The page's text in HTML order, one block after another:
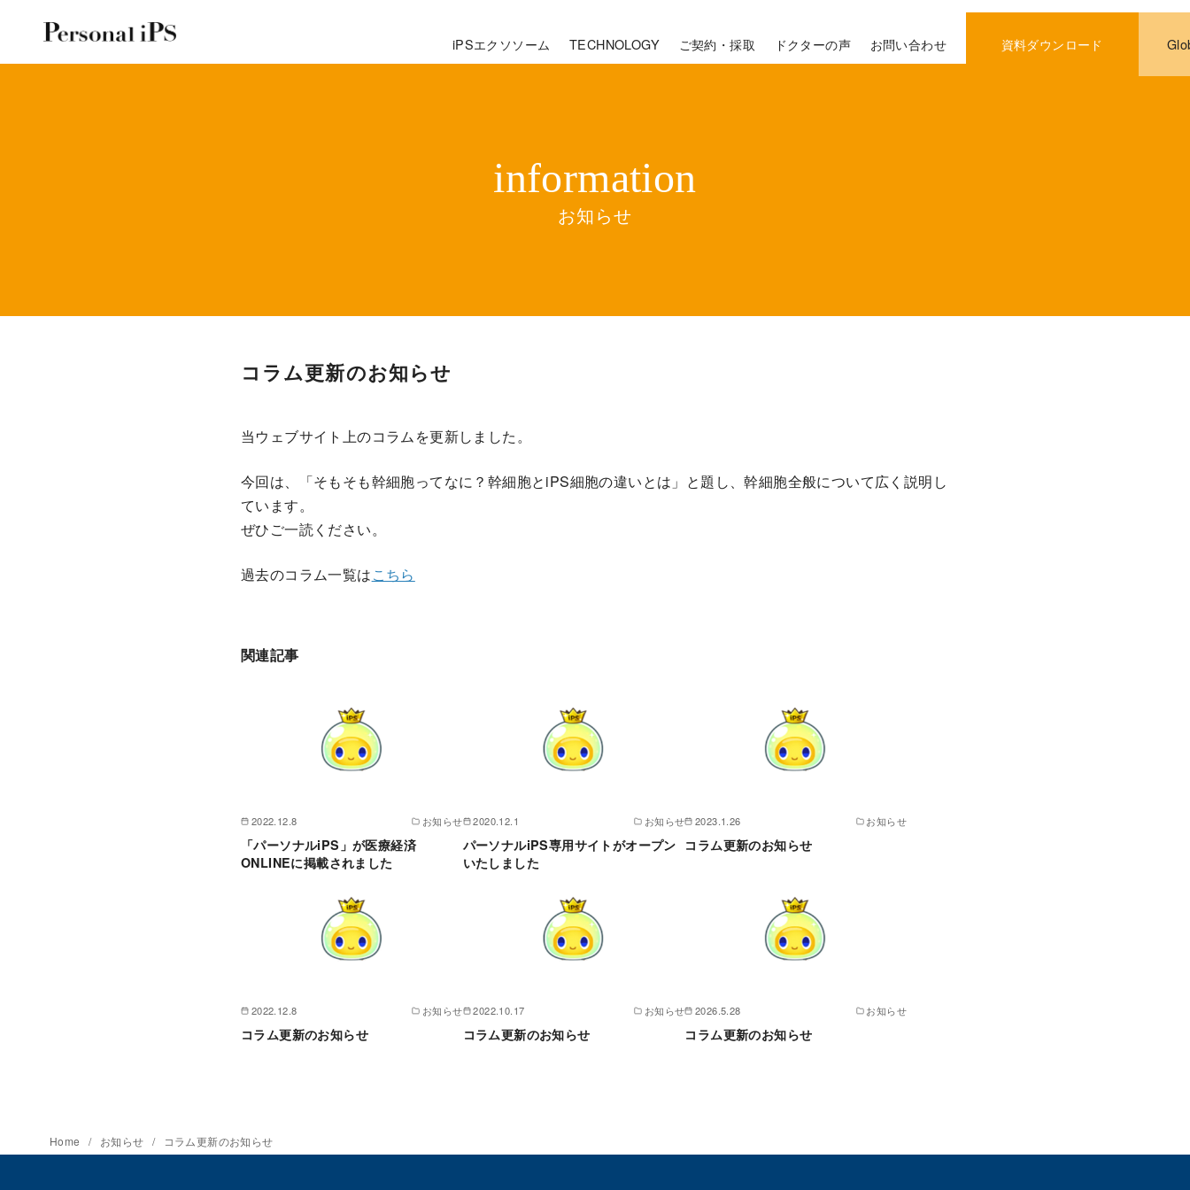
お知らせ
iPSエクソソーム TECHNOLOGY ご契約・採取 ドクターの声 お問い合わせ 資料ダウンロード
コラム更新のお知らせ
当ウェブサイト上のコラムを更新しました。
今回は、「そもそも幹細胞ってなに？幹細胞とiPS細胞の違いとは」と題し、幹細胞全般について広く説明し
ています。
ぜひご一読ください。
過去のコラム一覧はこちら
関連記事
2022.12.8 お知らせ
「パーソナルiPS」が医療経済
ONLINEに掲載されました
2020.12.1 お知らせ
パーソナルiPS専用サイトがオープン
いたしました
2023.1.26 お知らせ
コラム更新のお知らせ
2022.12.8 お知らせ
コラム更新のお知らせ
2022.10.17 お知らせ
コラム更新のお知らせ
2026.5.28 お知らせ
コラム更新のお知らせ
Home お知らせ コラム更新のお知らせ